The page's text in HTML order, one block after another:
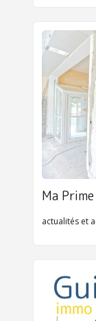
actualités et